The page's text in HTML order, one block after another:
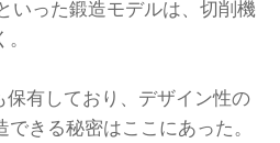
いった鍛造モデルは、切削機
有しており、デザイン性の
きる秘密はここにあった。